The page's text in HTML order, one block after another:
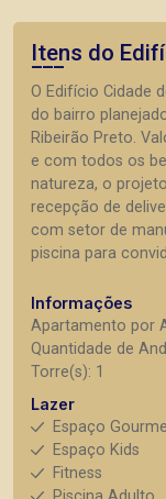
Itens do
O Edifício Cidade
do bairro
Ribeirão Preto.
e com todos os
natureza, o
recepção de
com setor de
piscina para
Informações
Apartamento por
Quantidade de
Torre(s): 1
Lazer
Espaço
Espaço Kids
Fitness